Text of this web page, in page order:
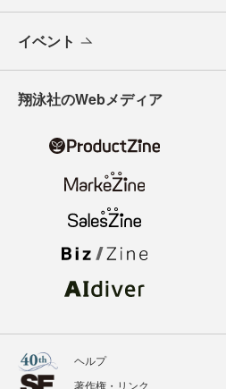
イベント
翔泳社のWebメディア
ヘルプ
著作権・リンク